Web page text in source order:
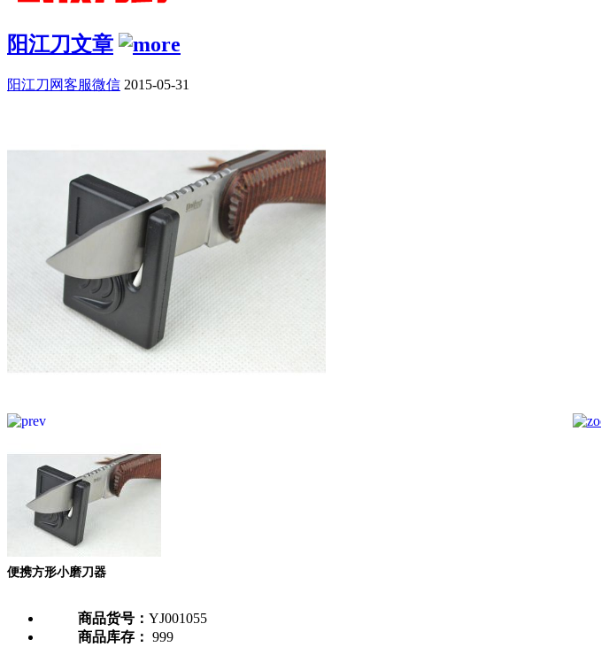
阳江刀文章
阳江刀网客服微信 2015-05-31
便携方形小磨刀器
商品货号： YJ001055
商品库存： 999